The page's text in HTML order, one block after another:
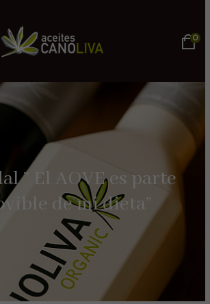
0
” El AOVE es parte
de mi dieta”